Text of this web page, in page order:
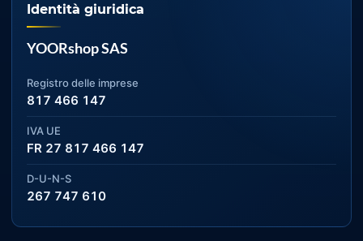
Identità giuridica
YOORshop SAS
Registro delle imprese
817 466 147
IVA UE
FR 27 817 466 147
D-U-N-S
267 747 610